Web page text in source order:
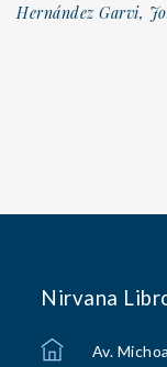
Hernández Garvi,
Nirvana
Av.